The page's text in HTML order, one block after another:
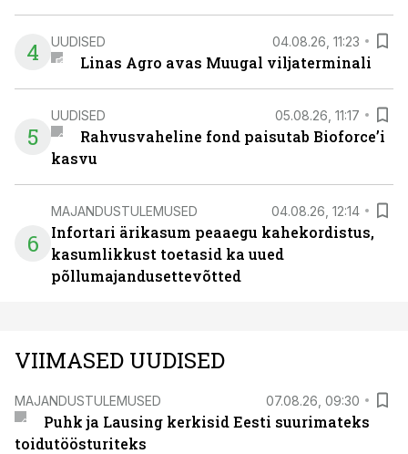
4 UUDISED 04.08.26, 11:23
Linas Agro avas Muugal viljaterminali
5
UUDISED 05.08.26, 11:17
Rahvusvaheline fond paisutab Bioforce’i
kasvu
6
MAJANDUSTULEMUSED 04.08.26, 12:14
Infortari ärikasum peaaegu kahekordistus,
kasumlikkust toetasid ka uued
põllumajandusettevõtted
VIIMASED UUDISED
MAJANDUSTULEMUSED 07.08.26, 09:30
Puhk ja Lausing kerkisid Eesti suurimateks
toidutöösturiteks